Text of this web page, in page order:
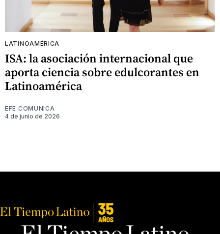
LATINOAMÉRICA
ISA: la asociación internacional que
aporta ciencia sobre edulcorantes en
Latinoamérica
EFE COMUNICA
4 de junio de 2026